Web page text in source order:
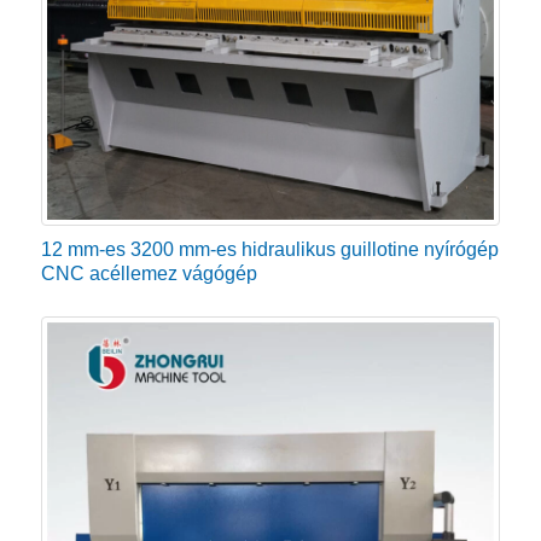
illeti, a RAYMAX, a 10 legjobb hidraulikus nyírógép
gyártója kiváló minőségű, nagy teljesítményű fémnyíró
gépek választékát kínálja eladásra, amelyek a
versenyt felülmúlják. Hidraulikus nyírógépünk a
legújabb technológiát, nagy teljesítményű, egyszerű
működtetésű eszközöket tartalmazza, és hosszú
ideig zökkenőmentesen működik.
A hidraulikus nyírógép főbb részei,
amelyeket figyelembe kell venni
vásárlás előtt
kell győződnie arról, hogy az Ön igényeinek megfelelő
gépet kapja. Minden darab és rész hozzájárul a
produkció sikeréhez. Bár ezek az alkatrészek
12 mm-es 3200 mm-es hidraulikus guillotine nyírógép
CNC acéllemez vágógép